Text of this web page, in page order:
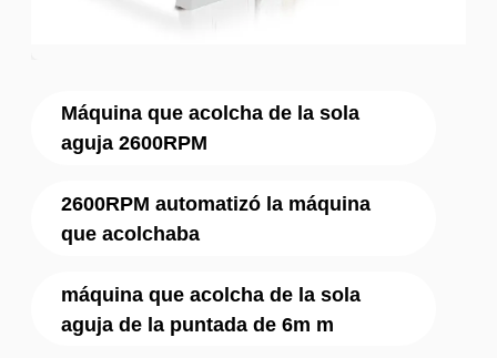
Máquina que acolcha de la sola
aguja 2600RPM
2600RPM automatizó la máquina
que acolchaba
máquina que acolcha de la sola
aguja de la puntada de 6m m